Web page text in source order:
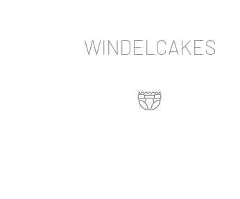
WINDELCAKES